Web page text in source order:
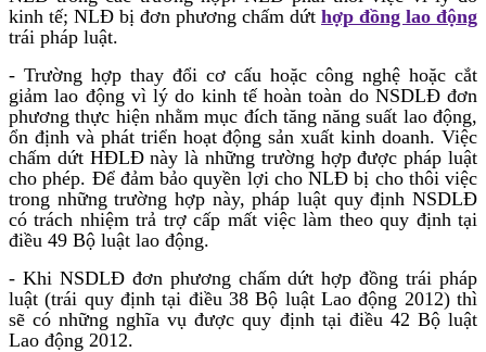
kinh tế; NLĐ bị đơn phương chấm dứt hợp đồng lao động
trái pháp luật.
- Trường hợp thay đổi cơ cấu hoặc công nghệ hoặc cắt
giảm lao động vì lý do kinh tế hoàn toàn do NSDLĐ đơn
phương thực hiện nhằm mục đích tăng năng suất lao động,
ổn định và phát triển hoạt động sản xuất kinh doanh. Việc
chấm dứt HĐLĐ này là những trường hợp được pháp luật
cho phép. Để đảm bảo quyền lợi cho NLĐ bị cho thôi việc
trong những trường hợp này, pháp luật quy định NSDLĐ
có trách nhiệm trả trợ cấp mất việc làm theo quy định tại
điều 49 Bộ luật lao động.
- Khi NSDLĐ đơn phương chấm dứt hợp đồng trái pháp
luật (trái quy định tại điều 38 Bộ luật Lao động 2012) thì
sẽ có những nghĩa vụ được quy định tại điều 42 Bộ luật
Lao động 2012.